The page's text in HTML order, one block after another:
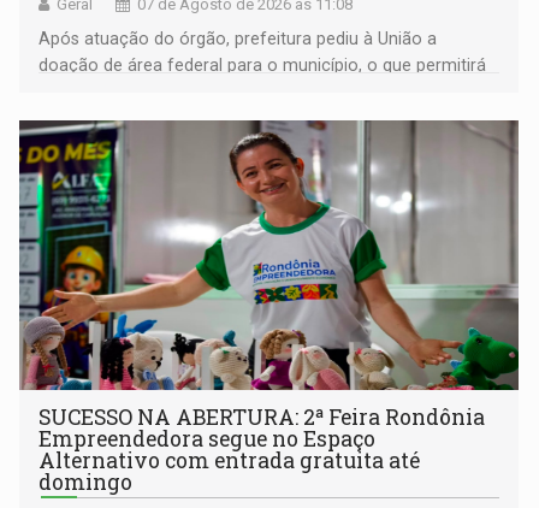
Geral 07 de Agosto de 2026 às 11:08
Após atuação do órgão, prefeitura pediu à União a
doação de área federal para o município, o que permitirá
SUCESSO NA ABERTURA: 2ª Feira Rondônia
Empreendedora segue no Espaço
Alternativo com entrada gratuita até
domingo